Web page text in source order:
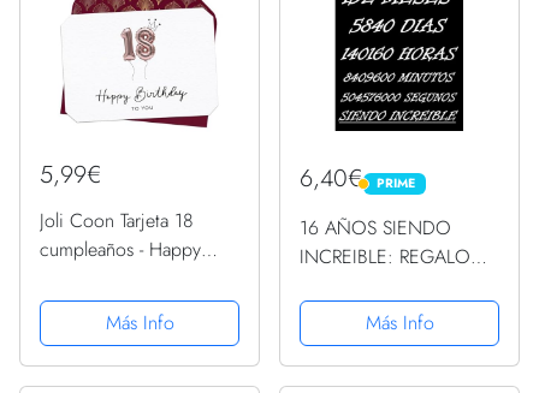
5,99€
Joli Coon Tarjeta 18
cumpleaños - Happy
felicitacion 18
cumpleaños con sobre y
un sello de cera
Más Info
6,40€ PRIME
PRIME
16 AÑOS SIENDO
INCREIBLE: REGALO
CHICO CHICA 16
AÑOS DE
CUMPLEAÑOS
Más Info